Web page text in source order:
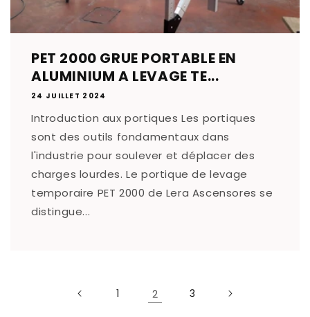
PET 2000 GRUE PORTABLE EN
ALUMINIUM A LEVAGE TE...
24 JUILLET 2024
Introduction aux portiques Les portiques
sont des outils fondamentaux dans
l'industrie pour soulever et déplacer des
charges lourdes. Le portique de levage
temporaire PET 2000 de Lera Ascensores se
distingue...
1 2 3